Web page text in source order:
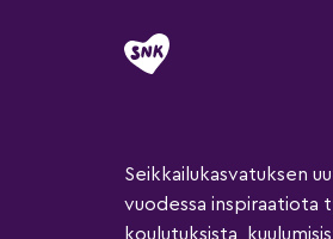
Seikkailukasvatuksen
vuodessa inspiraatiota
koulutuksista,